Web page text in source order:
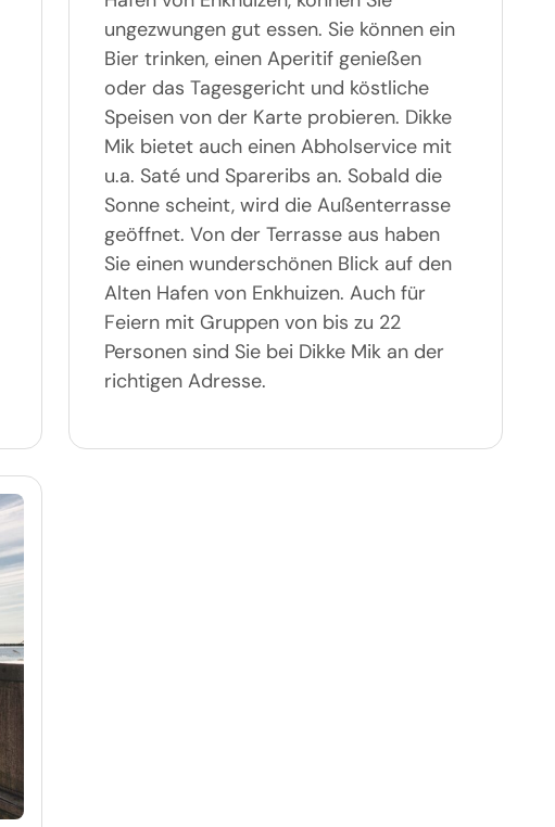
ungezwungen gut essen. Sie können ein
Bier trinken, einen Aperitif genießen
oder das Tagesgericht und köstliche
Speisen von der Karte probieren. Dikke
Mik bietet auch einen Abholservice mit
u.a. Saté und Spareribs an. Sobald die
Sonne scheint, wird die Außenterrasse
geöffnet. Von der Terrasse aus haben
Sie einen wunderschönen Blick auf den
Alten Hafen von Enkhuizen. Auch für
Feiern mit Gruppen von bis zu 22
Personen sind Sie bei Dikke Mik an der
richtigen Adresse.